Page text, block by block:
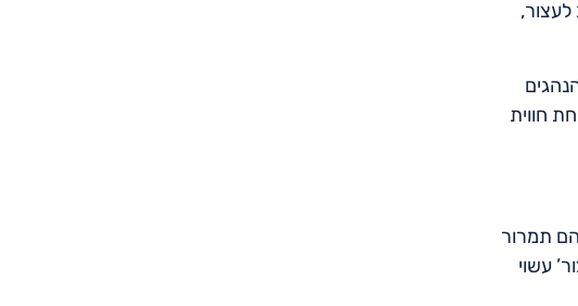
הקרוב לעצור,
שהנהגים
חווית
תמרור
עשוי